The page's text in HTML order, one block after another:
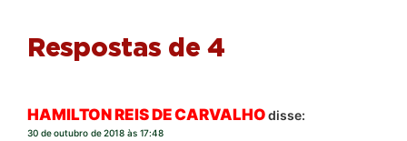
Respostas de 4
HAMILTON REIS DE CARVALHO disse:
30 de outubro de 2018 às 17:48